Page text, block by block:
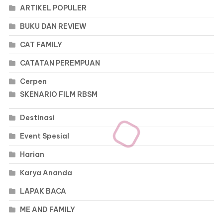
ARTIKEL POPULER
BUKU DAN REVIEW
CAT FAMILY
CATATAN PEREMPUAN
Cerpen
SKENARIO FILM RBSM
Destinasi
Event Spesial
Harian
Karya Ananda
LAPAK BACA
ME AND FAMILY